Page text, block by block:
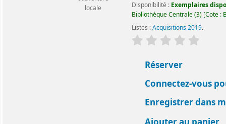
locale
Disponibilité : Exemplaires
Bibliothèque Centrale(3) Cote :
Listes :Acquisitions 2019.
évaluation
Réserver
Connectez-vous
Enregistrer dans